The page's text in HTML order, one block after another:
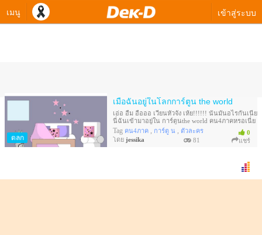
เมนู เข้าสู่ระบบ
ตลก
เมื่อฉันอยู่ในโลกการ์ตูน the world
0
เอ่อ อืม อือออ เวียนหัวจัง เห้ย!!!!!! นั่นมันอไรกันเนี่ย
นี่ฉันเข้ามาอยู่ใน การ์ตูนthe world คน4ภาคหรอเนี่ย
Tag คน4ภาค , การ์ตู น , ตัวละคร
โดย jessika 81 แชร์